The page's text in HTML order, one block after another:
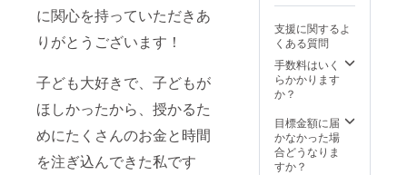
に関心を持っていただきあ
りがとうございます！
子ども大好きで、子どもが
ほしかったから、授かるた
めにたくさんのお金と時間
を注ぎ込んできた私です
支援に関するよ
くある質問
手数料はいく
らかかります
か？
目標金額に届
かなかった場
合どうなりま
すか？